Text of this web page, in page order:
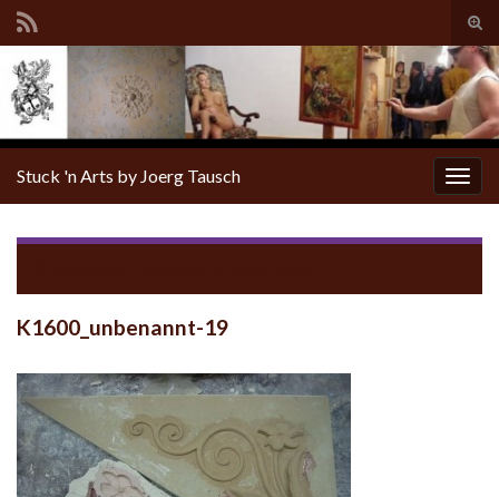
Stuck 'n Arts by Joerg Tausch
K1600_unbenannt-19